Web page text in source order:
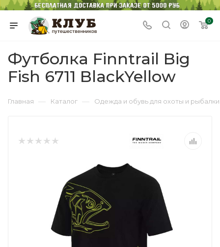
0
Футболка Finntrail Big
Fish 6711 BlackYellow
Главная — Каталог — Одежда и обувь для охоты и рыбалки